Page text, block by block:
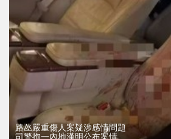
​路氹嚴重傷人案疑涉感情問題
司警拘一內地漢明公布案情